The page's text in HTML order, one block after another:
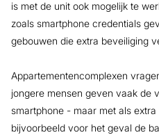
is met de unit ook mogelijk te
zoals smartphone credentials
gebouwen die extra beveiliging
Appartementencomplexen
jongere mensen geven vaak de
smartphone - maar met als
bijvoorbeeld voor het geval de